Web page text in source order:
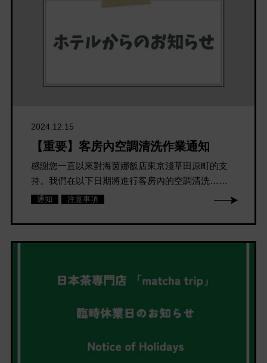
2024.12.15
【重要】客房內空調清洗作業通知
感謝您一直以來對海茵娜飯店東京淺草田原町的支
持。我們在以下日期將進行客房內的空調清洗……
通知 注意事項